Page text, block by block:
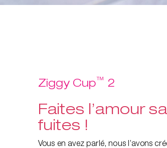
Ziggy Cup™ 2
Faites l’amour
fuites !
Vous en avez parlé, nous l’avons